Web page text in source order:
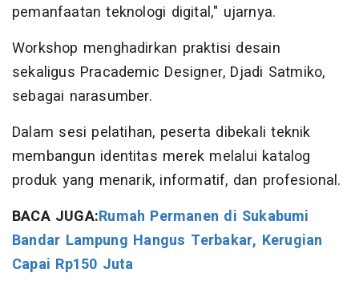
pemanfaatan teknologi digital," ujarnya.
Workshop menghadirkan praktisi desain
sekaligus Pracademic Designer, Djadi Satmiko,
sebagai narasumber.
Dalam sesi pelatihan, peserta dibekali teknik
membangun identitas merek melalui katalog
produk yang menarik, informatif, dan profesional.
BACA JUGA:Rumah Permanen di Sukabumi
Bandar Lampung Hangus Terbakar, Kerugian
Capai Rp150 Juta